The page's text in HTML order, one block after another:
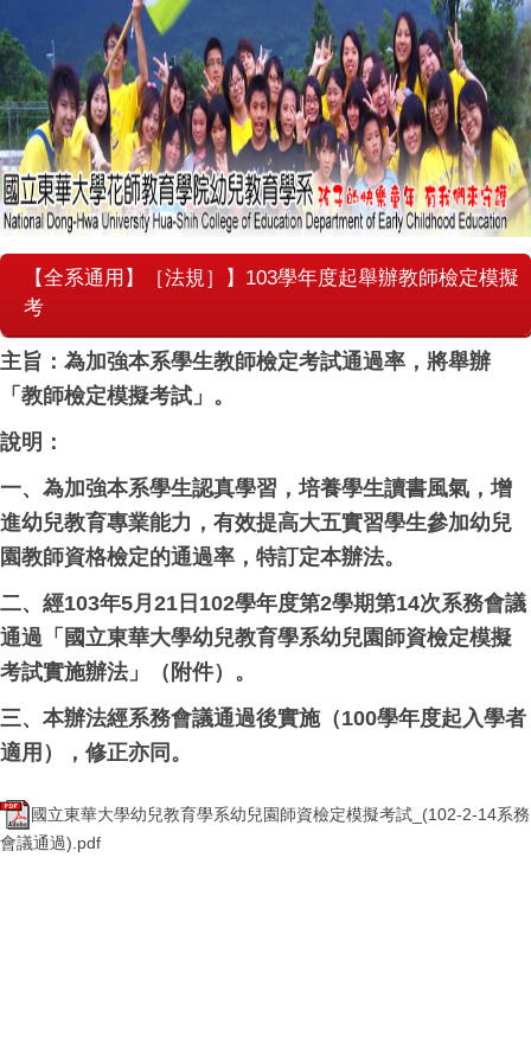
【全系通用】［法規］】103學年度起舉辦教師檢定模擬
考
主旨：為加強本系學生教師檢定考試通過率，將舉辦
「教師檢定模擬考試」。
說明：
一、為加強本系學生認真學習，培養學生讀書風氣，增
進幼兒教育專業能力，有效提高大五實習學生參加幼兒
園教師資格檢定的通過率，特訂定本辦法。
二、經103年5月21日102學年度第2學期第14次系務會議
通過「國立東華大學幼兒教育學系幼兒園師資檢定模擬
考試實施辦法」（附件）。
三、本辦法經系務會議通過後實施（100學年度起入學者
適用），修正亦同。
國立東華大學幼兒教育學系幼兒園師資檢定模擬考試_(102-2-14系務
會議通過).pdf